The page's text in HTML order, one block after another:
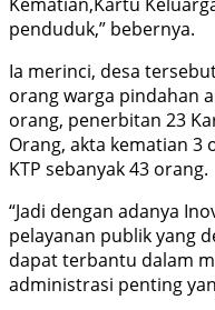
penduduk,” bebernya.
Ia merinci, desa
orang warga pindahan
orang, penerbitan 23
Orang, akta kematian 3
KTP sebanyak 43 orang.
“Jadi dengan adanya
pelayanan publik yang
dapat terbantu dalam
administrasi penting